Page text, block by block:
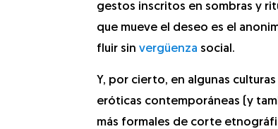
gestos inscritos en sombras y
que mueve el deseo es el
fluir sin vergüenza social.
Y, por cierto, en algunas
eróticas contemporáneas (y
más formales de corte